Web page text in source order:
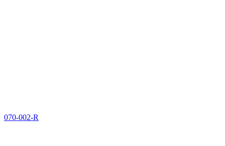
070-002-R